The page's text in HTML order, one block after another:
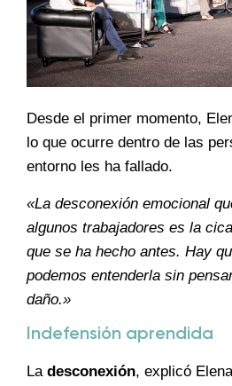
Desde el primer momento,
lo que ocurre dentro de las
entorno les ha fallado.
«La desconexión emocional
algunos trabajadores es la
que se ha hecho antes. Hay
podemos entenderla sin
daño.»
Indefensión aprendida
La desconexión, explicó